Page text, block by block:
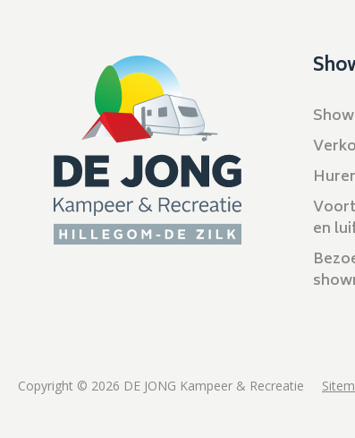
en
Copyright © 2026 DE JONG Kampeer & Recreatie